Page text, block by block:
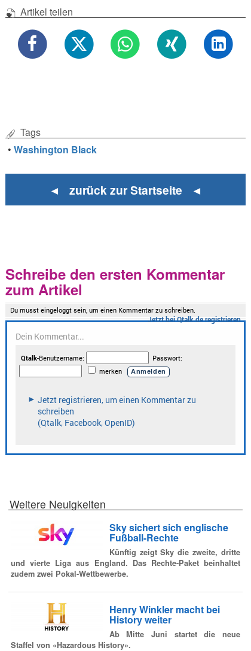
Artikel teilen
Tags
•Washington Black
◄ zurück zur Startseite ◄
Schreibe den ersten Kommentar
zum Artikel
Weitere Neuigkeiten
Sky sichert sich englische
Fußball-Rechte
Künftig zeigt Sky die zweite, dritte
und vierte Liga aus England. Das Rechte-Paket beinhaltet
zudem zwei Pokal-Wettbewerbe.
Henry Winkler macht bei
History weiter
Ab Mitte Juni startet die neue
Staffel von «Hazardous History».